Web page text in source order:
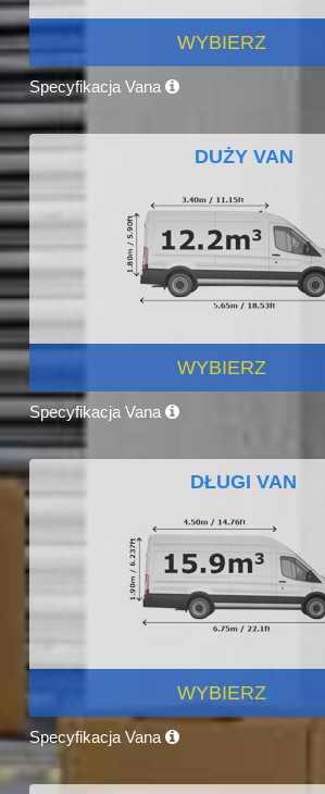
WYBIERZ
Specyfikacja Vana
DUŻY VAN
WYBIERZ
Specyfikacja Vana
DŁUGI VAN
WYBIERZ
Specyfikacja Vana